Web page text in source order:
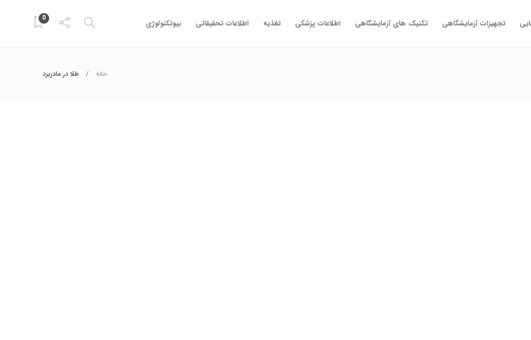
تجهیزات آزمایشگاهی تکنیک های آزمایشگاهی اطلاعات پزشکی تغذیه اطلاعات تحقیقاتی بیوتکنولوژی 0
خانه طلا در مادربرد